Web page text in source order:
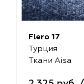
Flero 17
Турция
Ткани Aisa